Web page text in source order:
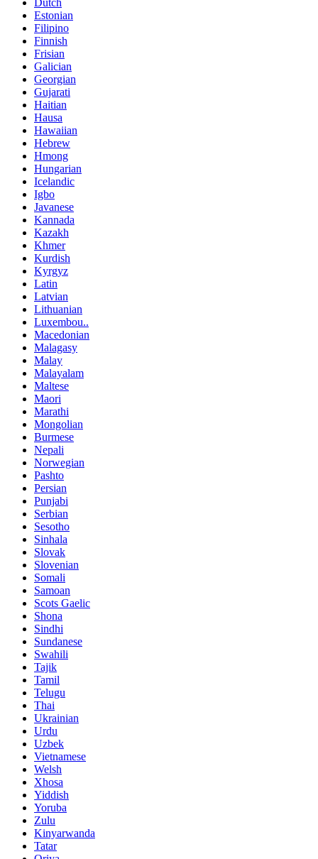
Estonian
Filipino
Finnish
Frisian
Galician
Georgian
Gujarati
Haitian
Hausa
Hawaiian
Hebrew
Hmong
Hungarian
Icelandic
Igbo
Javanese
Kannada
Kazakh
Khmer
Kurdish
Kyrgyz
Latin
Latvian
Lithuanian
Luxembou..
Macedonian
Malagasy
Malay
Malayalam
Maltese
Maori
Marathi
Mongolian
Burmese
Nepali
Norwegian
Pashto
Persian
Punjabi
Serbian
Sesotho
Sinhala
Slovak
Slovenian
Somali
Samoan
Scots Gaelic
Shona
Sindhi
Sundanese
Swahili
Tajik
Tamil
Telugu
Thai
Ukrainian
Urdu
Uzbek
Vietnamese
Welsh
Xhosa
Yiddish
Yoruba
Zulu
Kinyarwanda
Tatar